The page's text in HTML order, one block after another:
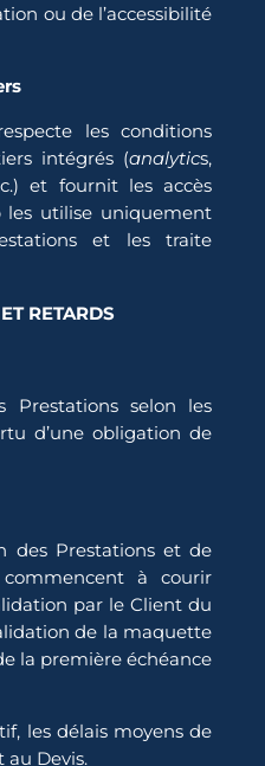
ou de l’accessibilité
les conditions
intégrés (analytics,
et fournit les accès
les utilise uniquement
et les traite
RETARDS
Prestations selon les
d’une obligation de
des Prestations et de
commencent à courir
par le Client du
de la maquette
la première échéance
les délais moyens de
Devis.